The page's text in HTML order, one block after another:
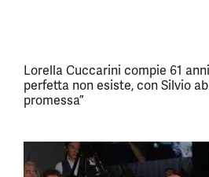
Lorella Cuccarini compie 61
perfetta non esiste, con Silvio
promessa”